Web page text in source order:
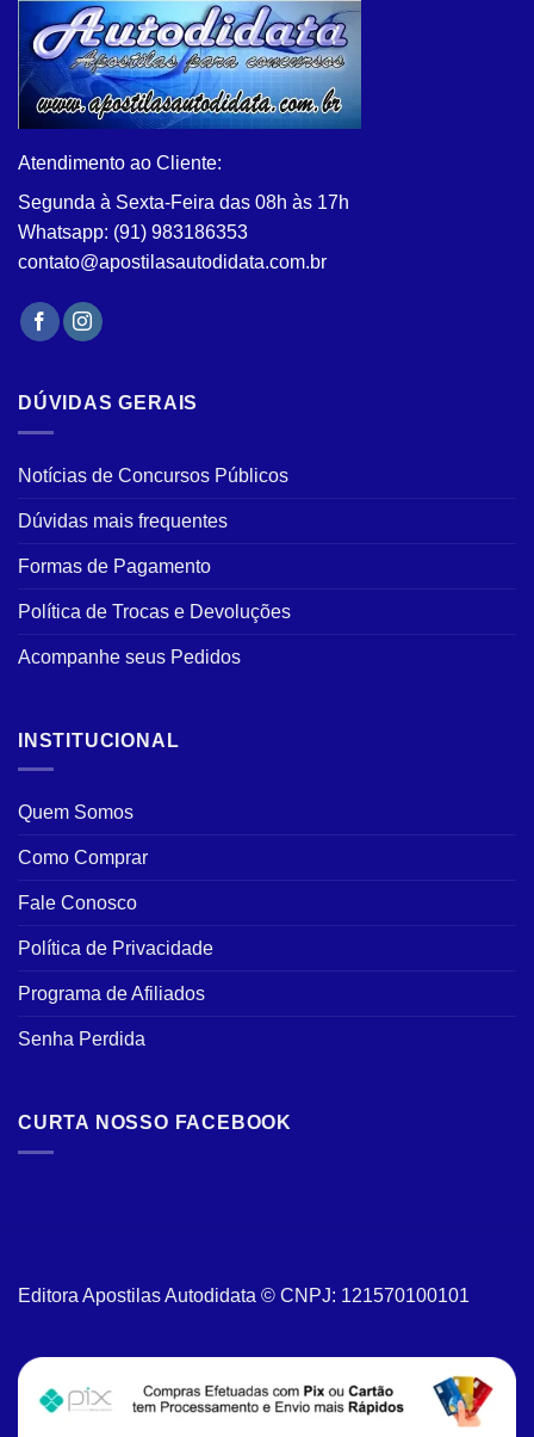
variantes.
As
opções
podem
ser
na
do
produto
Atendimento ao Cliente:
Segunda à Sexta-Feira das 08h às 17h
Whatsapp: (91) 983186353
contato@apostilasautodidata.com.br
DÚVIDAS GERAIS
Notícias de Concursos Públicos
Dúvidas mais frequentes
Formas de Pagamento
Política de Trocas e Devoluções
Acompanhe seus Pedidos
INSTITUCIONAL
Quem Somos
Como Comprar
Fale Conosco
Política de Privacidade
Programa de Afiliados
Senha Perdida
CURTA NOSSO FACEBOOK
Editora Apostilas Autodidata © CNPJ: 121570100101